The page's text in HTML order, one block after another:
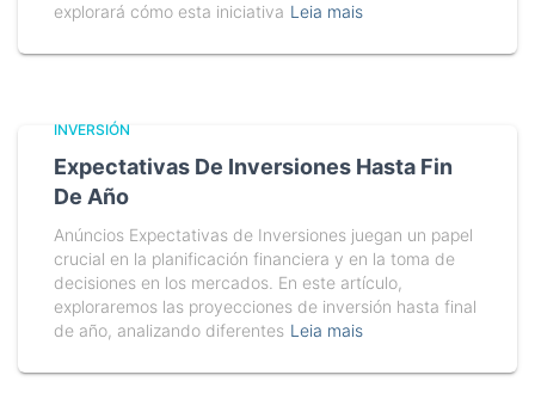
explorará cómo esta iniciativa Leia mais
INVERSIÓN
Expectativas De Inversiones Hasta Fin
De Año
Anúncios Expectativas de Inversiones juegan un papel
crucial en la planificación financiera y en la toma de
decisiones en los mercados. En este artículo,
exploraremos las proyecciones de inversión hasta final
de año, analizando diferentes Leia mais